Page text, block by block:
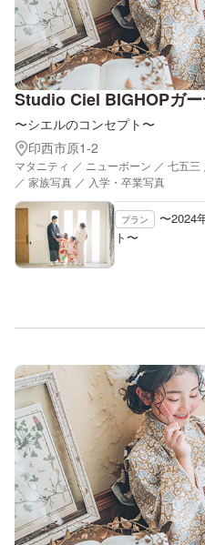
Studio Ciel BIGHOPガ
〜シエルのコンセプト〜
印西市原1-2
マタニティ ／ ニューボーン ／ 七五
／ 家族写真 ／ 入学・卒業写真
プラン
〜2024
ト〜